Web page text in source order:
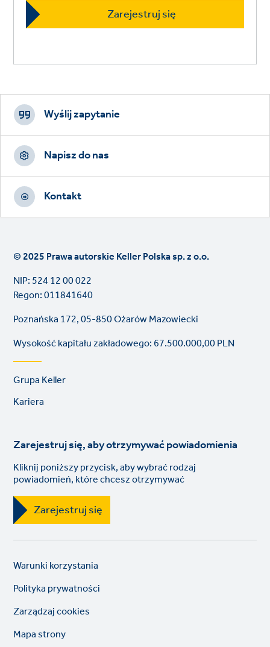
Footer
CTAs
Wyślij zapytanie
Napisz do nas
Kontakt
© 2025 Prawa autorskie Keller Polska sp. z o.o.
NIP: 524 12 00 022
Regon: 011841640
Poznańska 172, 05-850 Ożarów Mazowiecki
Wysokość kapitału zakładowego: 67.500.000,00 PLN
Footer
links
Grupa Keller
Kariera
Zarejestruj się, aby otrzymywać powiadomienia
Kliknij poniższy przycisk, aby wybrać rodzaj
powiadomień, które chcesz otrzymywać
Zarejestruj się
Legal
links
Warunki korzystania
Polityka prywatności
Zarządzaj cookies
Mapa strony